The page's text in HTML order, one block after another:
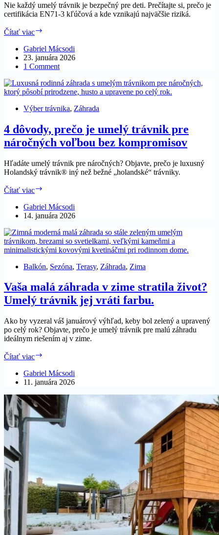
Nie každý umelý trávnik je bezpečný pre deti. Prečítajte si, prečo je
certifikácia EN71-3 kľúčová a kde vznikajú najväčšie riziká.
Čítať viac
trávnik
bezpečný
pre
Gabriel Mácsodi
23. januára 2026
1 Comment
Výber trávnika, Záhrada
4 dôvody, prečo je umelý trávnik pre
náročných voľbou bez kompromisov
Hľadáte umelý trávnik pre náročných? Objavte, prečo je luxusný
Holandský trávnik® iný než bežné „holandské“ trávniky.
Čítať viac
prečo
je
trávnik
pre
náročných
bez
Gabriel Mácsodi
14. januára 2026
Balkón, Sezóna, Terasy, Záhrada, Zima
Vaša malá záhrada v zime stratila život?
Umelý trávnik jej vráti farbu.
Ako by vyzeral váš januárový výhľad, keby bol zelený a upravený
po celý rok? Objavte, prečo je umelý trávnik pre malú záhradu
ideálnym riešením aj v zime.
Čítať viac
záhrada
v
stratila
život?
Umelý
trávnik
Gabriel Mácsodi
11. januára 2026